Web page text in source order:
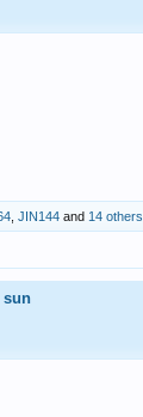
JIN144 and 14 others
sun